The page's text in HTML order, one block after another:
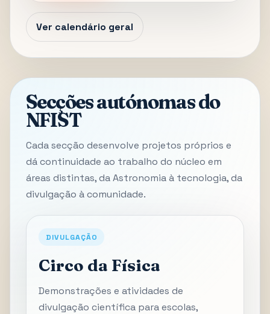
Ver calendário geral
Secções autónomas do
NFIST
Cada secção desenvolve projetos próprios e
dá continuidade ao trabalho do núcleo em
áreas distintas, da Astronomia à tecnologia, da
divulgação à comunidade.
DIVULGAÇÃO
Circo da Física
Demonstrações e atividades de
divulgação científica para escolas,